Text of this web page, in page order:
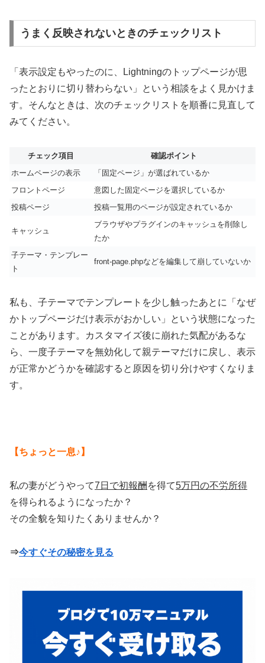
うまく反映されないときのチェックリスト
「表示設定もやったのに、Lightningのトップページが思
ったとおりに切り替わらない」という相談をよく見かけま
す。そんなときは、次のチェックリストを順番に見直して
みてください。
チェック項目
確認ポイント
ホームページの表示
「固定ページ」が選ばれているか
フロントページ
意図した固定ページを選択しているか
投稿ページ
投稿一覧用のページが設定されているか
キャッシュ
ブラウザやプラグインのキャッシュを削除し
たか
子テーマ・テンプレー
ト
front-page.phpなどを編集して崩していないか
私も、子テーマでテンプレートを少し触ったあとに「なぜ
かトップページだけ表示がおかしい」という状態になった
ことがあります。カスタマイズ後に崩れた気配があるな
ら、一度子テーマを無効化して親テーマだけに戻し、表示
が正常かどうかを確認すると原因を切り分けやすくなりま
す。
【ちょっと一息♪】
私の妻がどうやって7日で初報酬 を得て5万円の不労所得
を得られるようになったか？
その全貌を知りたくありませんか？
⇒今すぐその秘密を見る